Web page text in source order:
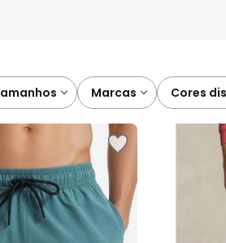
tamanhos marcas cores